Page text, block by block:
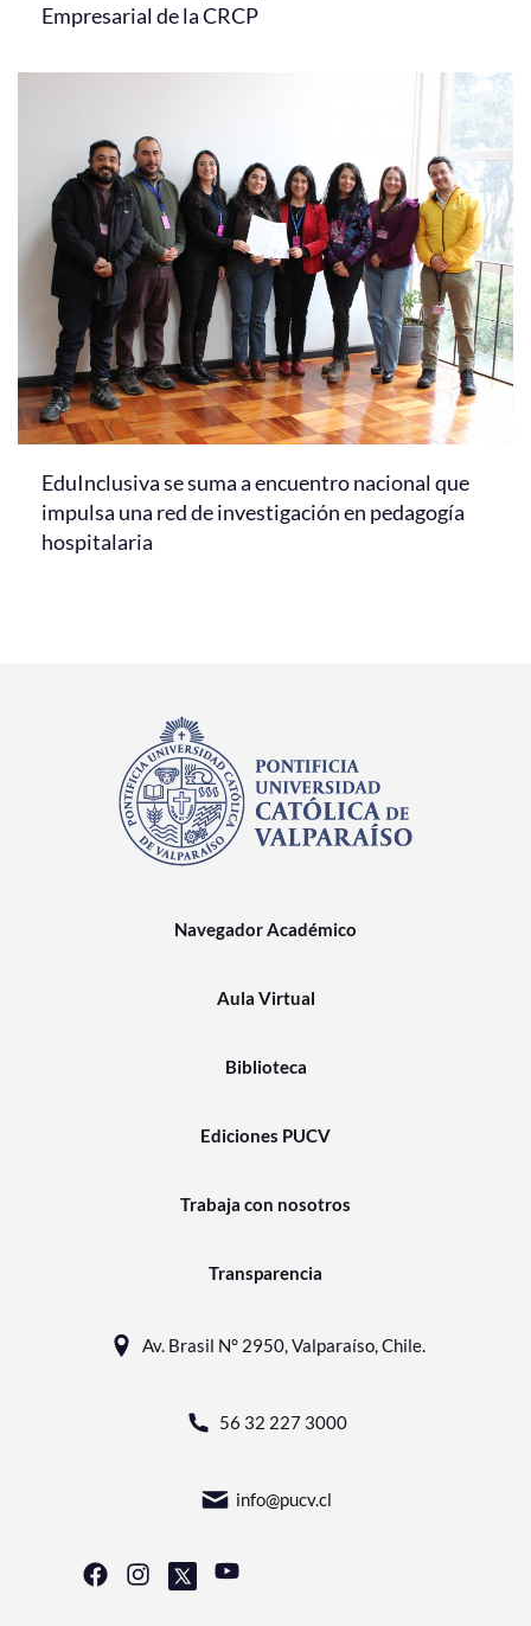
Empresarial de la CRCP
EduInclusiva se suma a encuentro nacional que
impulsa una red de investigación en pedagogía
hospitalaria
Navegador Académico
Aula Virtual
Biblioteca
Ediciones PUCV
Trabaja con nosotros
Transparencia
Av. Brasil N° 2950, Valparaíso, Chile.
56 32 227 3000
info@pucv.cl